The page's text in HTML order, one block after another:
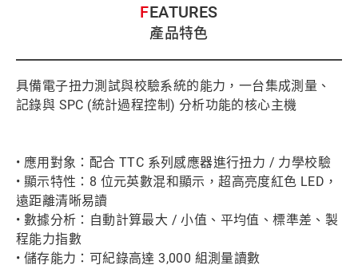
FEATURES
產品特色
具備電子扭力測試與校驗系統的能力，一台集成測量、
記錄與 SPC (統計過程控制) 分析功能的核心主機
• 應用對象：配合 TTC 系列感應器進行扭力 / 力學校驗
• 顯示特性：8 位元英數混和顯示，超高亮度紅色 LED，
遠距離清晰易讀
• 數據分析：自動計算最大 / 小值、平均值、標準差、製
程能力指數
• 儲存能力：可紀錄高達 3,000 組測量讀數